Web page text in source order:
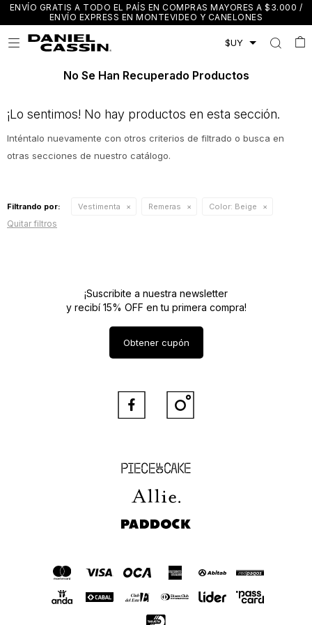
ENVÍO GRATIS A TODO EL PAÍS EN COMPRAS MAYORES A $3.000 /
ENVÍO EXPRESS EN MONTEVIDEO Y CANELONES

No Se Han Recuperado Productos
¡Lo sentimos! No hay productos en esta sección.
Inténtalo nuevamente con otros criterios de filtrado o busca en
otras secciones de nuestro catálogo.
Filtrando por: Vestimenta Remeras Color: Beige
Quitar filtros
Piece of Cake
Allie
Paddock
¡Suscribite a nuestra newsletter
y recibí 15% OFF en tu primera compra!
Obtener cupón
 